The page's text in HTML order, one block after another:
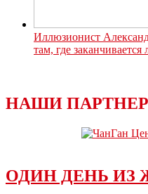
Иллюзионист
там, где заканчивается
НАШИ
ОДИН ДЕНЬ ИЗ